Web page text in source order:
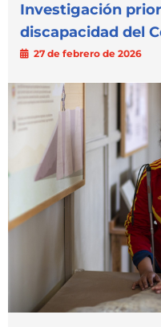
Investigación
discapacidad del
27 de febrero de 2026